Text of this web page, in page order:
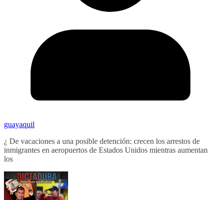
guayaquil
¿ De vacaciones a una posible detención: crecen los arrestos de
inmigrantes en aeropuertos de Estados Unidos mientras aumentan
los